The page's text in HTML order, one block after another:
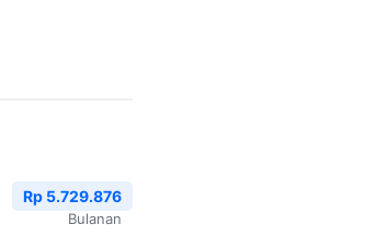
Rp 5.729.876
Bulanan